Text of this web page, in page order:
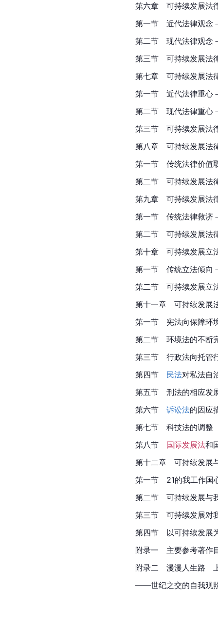
第六章　可持续发展法
第一节　近代法律观念
第二节　现代法律观念
第三节　可持续发展法
第七章　可持续发展法
第一节　近代法律重心
第二节　现代法律重心
第三节　可持续发展法
第八章　可持续发展法
第一节　传统法律价值
第二节　可持续发展法
第九章　可持续发展法
第一节　传统法律救济
第二节　可持续发展法
第十章　可持续发展立
第一节　传统立法倾向
第二节　可持续发展立
第十一章　可持续发展
第一节　宪法向保障环
第二节　环境法的不断
第三节　行政法向托管
第四节
民法对私法自
第五节　刑法的相应发
第六节
诉讼法的因应
第七节　科技法的调整
第八节
国际发展法和
第十二章　可持续发展
第一节　21的我工作国
第二节　可持续发展与
第三节　可持续发展对
第四节　以可持续发展
附录一　主要参考著作
附录二　漫漫人生路　
——世纪之交的自我观